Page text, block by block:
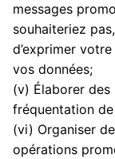
messages
souhaiteriez
d’exprimer
vos données;
(v) Élaborer
fréquentation
(vi) Organiser
opérations